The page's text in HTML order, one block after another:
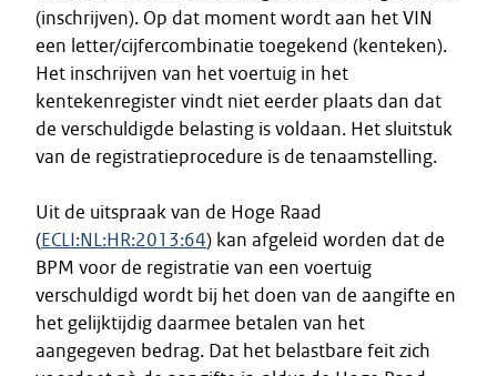
(inschrijven). Op dat moment wordt aan het VIN
een letter/cijfercombinatie toegekend (kenteken).
Het inschrijven van het voertuig in het
kentekenregister vindt niet eerder plaats dan dat
de verschuldigde belasting is voldaan. Het sluitstuk
van de registratieprocedure is de tenaamstelling.
Uit de uitspraak van de Hoge Raad
(ECLI:NL:HR:2013:64) kan afgeleid worden dat de
BPM voor de registratie van een voertuig
verschuldigd wordt bij het doen van de aangifte en
het gelijktijdig daarmee betalen van het
aangegeven bedrag. Dat het belastbare feit zich